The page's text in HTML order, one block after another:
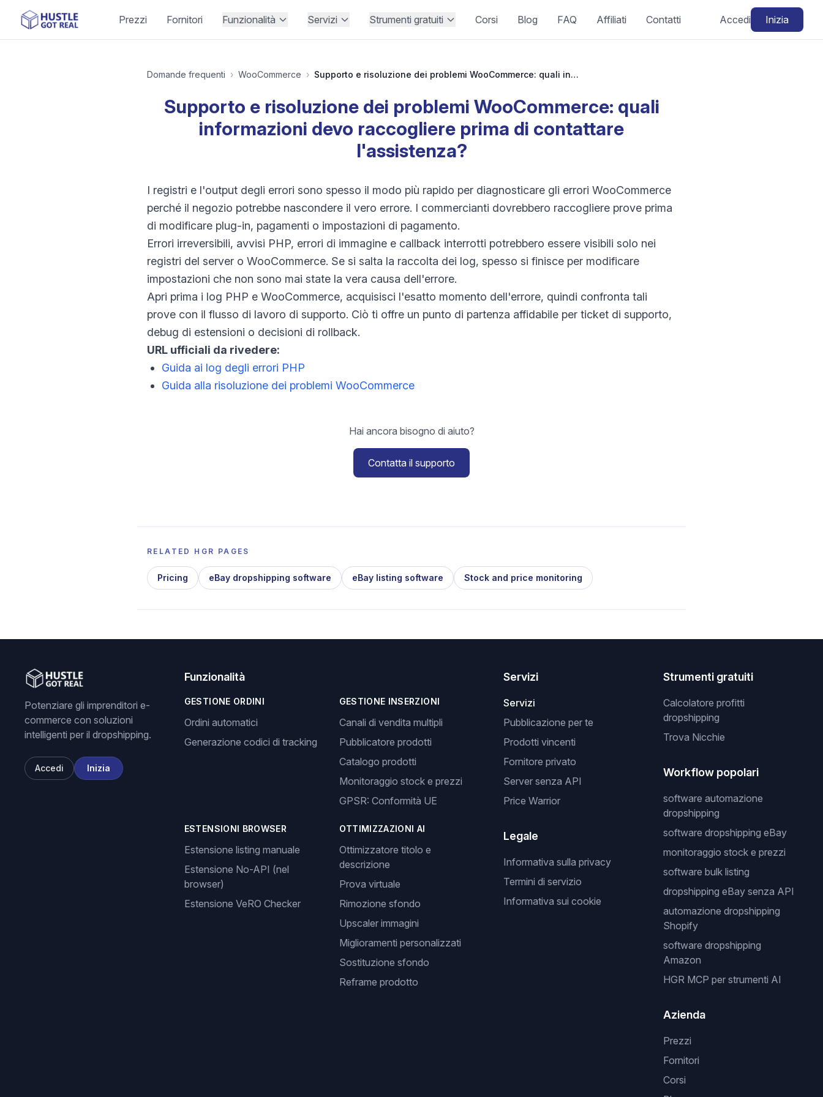
Prezzi Fornitori Funzionalità Servizi Strumenti gratuiti Corsi Blog FAQ Affiliati Contatti Accedi Inizia
Domande frequenti › WooCommerce › Supporto e risoluzione dei problemi WooCommerce: quali informazioni devo raccogliere prima di contattare l'assistenza?
Supporto e risoluzione dei problemi WooCommerce: quali
informazioni devo raccogliere prima di contattare
l'assistenza?
I registri e l'output degli errori sono spesso il modo più rapido per diagnosticare gli errori WooCommerce
perché il negozio potrebbe nascondere il vero errore. I commercianti dovrebbero raccogliere prove prima
di modificare plug-in, pagamenti o impostazioni di pagamento.
Errori irreversibili, avvisi PHP, errori di immagine e callback interrotti potrebbero essere visibili solo nei
registri del server o WooCommerce. Se si salta la raccolta dei log, spesso si finisce per modificare
impostazioni che non sono mai state la vera causa dell'errore.
Apri prima i log PHP e WooCommerce, acquisisci l'esatto momento dell'errore, quindi confronta tali
prove con il flusso di lavoro di supporto. Ciò ti offre un punto di partenza affidabile per ticket di supporto,
debug di estensioni o decisioni di rollback.
URL ufficiali da rivedere:
Guida ai log degli errori PHP
Guida alla risoluzione dei problemi WooCommerce
Hai ancora bisogno di aiuto?
Contatta il supporto
RELATED HGR PAGES
Pricing eBay dropshipping software eBay listing software Stock and price monitoring
Potenziare gli imprenditori e-
commerce con soluzioni
intelligenti per il dropshipping.
Accedi Inizia
Funzionalità
GESTIONE ORDINI
Ordini automatici
Generazione codici di tracking
GESTIONE INSERZIONI
Canali di vendita multipli
Pubblicatore prodotti
Catalogo prodotti
Monitoraggio stock e prezzi
GPSR: Conformità UE
ESTENSIONI BROWSER
Estensione listing manuale
Estensione No-API (nel
browser)
Estensione VeRO Checker
OTTIMIZZAZIONI AI
Ottimizzatore titolo e
descrizione
Prova virtuale
Rimozione sfondo
Upscaler immagini
Miglioramenti personalizzati
Sostituzione sfondo
Reframe prodotto
Servizi
Servizi
Pubblicazione per te
Prodotti vincenti
Fornitore privato
Server senza API
Price Warrior
Legale
Informativa sulla privacy
Termini di servizio
Informativa sui cookie
Strumenti gratuiti
Calcolatore profitti
dropshipping
Trova Nicchie
Workflow popolari
software automazione
dropshipping
software dropshipping eBay
monitoraggio stock e prezzi
software bulk listing
dropshipping eBay senza API
automazione dropshipping
Shopify
software dropshipping
Amazon
HGR MCP per strumenti AI
Azienda
Prezzi
Fornitori
Corsi